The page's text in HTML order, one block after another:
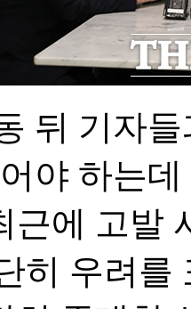
뒤 기자
야 하는
근에 고발
히 우려를